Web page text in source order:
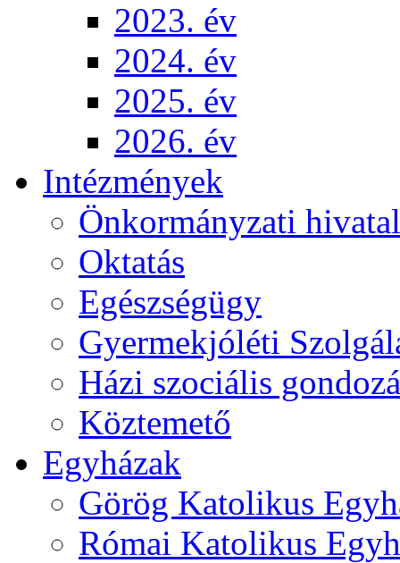
2023. év
2024. év
2025. év
2026. év
Intézmények
Önkormányzati hivatal
Oktatás
Egészségügy
Gyermekjóléti
Házi szociális
Köztemető
Egyházak
Görög Katolikus
Római Katolikus